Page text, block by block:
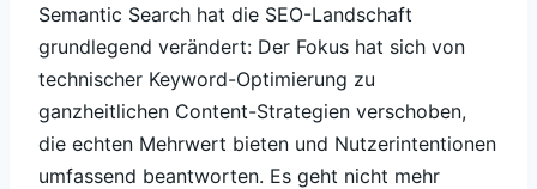
Semantic Search hat die SEO-Landschaft
grundlegend verändert: Der Fokus hat sich von
technischer Keyword-Optimierung zu
ganzheitlichen Content-Strategien verschoben,
die echten Mehrwert bieten und Nutzerintentionen
umfassend beantworten. Es geht nicht mehr